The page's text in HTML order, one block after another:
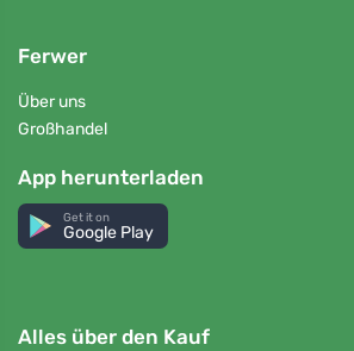
Ferwer
Über uns
Großhandel
App herunterladen
Get it on
Google Play
Alles über den Kauf